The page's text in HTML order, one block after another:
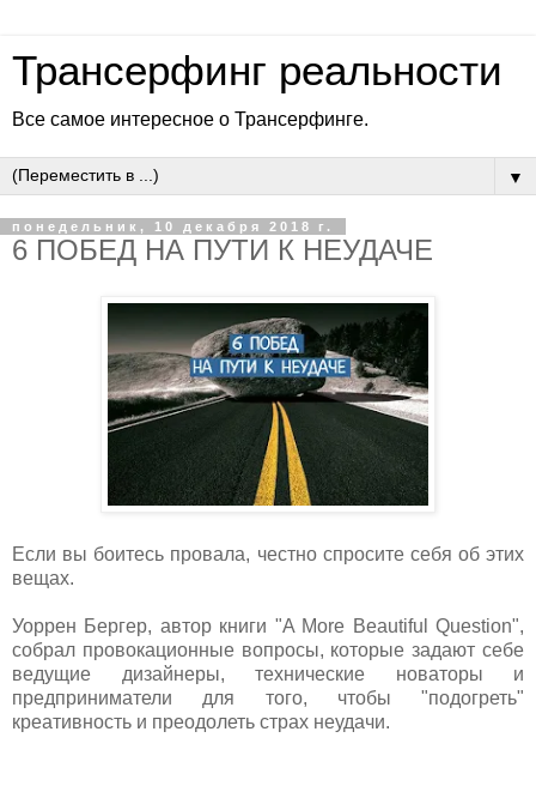
Трансерфинг реальности
Все самое интересное о Трансерфинге.
▼
понедельник, 10 декабря 2018 г.
6 ПОБЕД НА ПУТИ К НЕУДАЧЕ
Если вы боитесь провала, честно спросите себя об этих
вещах.
Уоррен Бергер, автор книги "A More Beautiful Question",
собрал провокационные вопросы, которые задают себе
ведущие дизайнеры, технические новаторы и
предприниматели для того, чтобы "подогреть"
креативность и преодолеть страх неудачи.